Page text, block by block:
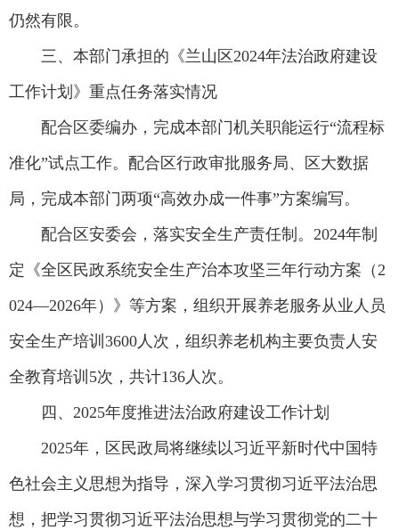
仍然有限。
三、本部门承担的《兰山区2024年法治政府建设
工作计划》重点任务落实情况
配合区委编办，完成本部门机关职能运行“流程标
准化”试点工作。配合区行政审批服务局、区大数据
局，完成本部门两项“高效办成一件事”方案编写。
配合区安委会，落实安全生产责任制。2024年制
定《全区民政系统安全生产治本攻坚三年行动方案（2
024—2026年）》等方案，组织开展养老服务从业人员
安全生产培训3600人次，组织养老机构主要负责人安
全教育培训5次，共计136人次。
四、2025年度推进法治政府建设工作计划
2025年，区民政局将继续以习近平新时代中国特
色社会主义思想为指导，深入学习贯彻习近平法治思
想，把学习贯彻习近平法治思想与学习贯彻党的二十